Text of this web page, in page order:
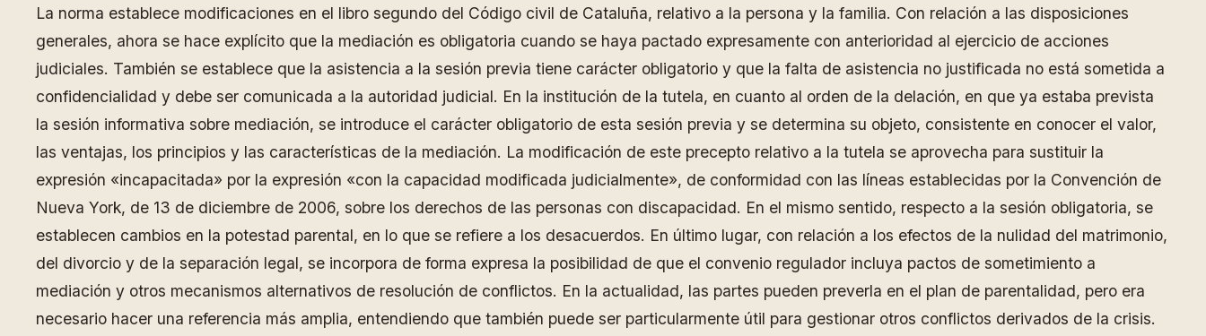
La norma establece modificaciones en el libro segundo del Código civil de Cataluña, relativo a la persona y la familia. Con relación a las disposiciones
generales, ahora se hace explícito que la mediación es obligatoria cuando se haya pactado expresamente con anterioridad al ejercicio de acciones
judiciales. También se establece que la asistencia a la sesión previa tiene carácter obligatorio y que la falta de asistencia no justificada no está sometida a
confidencialidad y debe ser comunicada a la autoridad judicial. En la institución de la tutela, en cuanto al orden de la delación, en que ya estaba prevista
la sesión informativa sobre mediación, se introduce el carácter obligatorio de esta sesión previa y se determina su objeto, consistente en conocer el valor,
las ventajas, los principios y las características de la mediación. La modificación de este precepto relativo a la tutela se aprovecha para sustituir la
expresión «incapacitada» por la expresión «con la capacidad modificada judicialmente», de conformidad con las líneas establecidas por la Convención de
Nueva York, de 13 de diciembre de 2006, sobre los derechos de las personas con discapacidad. En el mismo sentido, respecto a la sesión obligatoria, se
establecen cambios en la potestad parental, en lo que se refiere a los desacuerdos. En último lugar, con relación a los efectos de la nulidad del matrimonio,
del divorcio y de la separación legal, se incorpora de forma expresa la posibilidad de que el convenio regulador incluya pactos de sometimiento a
mediación y otros mecanismos alternativos de resolución de conflictos. En la actualidad, las partes pueden preverla en el plan de parentalidad, pero era
necesario hacer una referencia más amplia, entendiendo que también puede ser particularmente útil para gestionar otros conflictos derivados de la crisis.